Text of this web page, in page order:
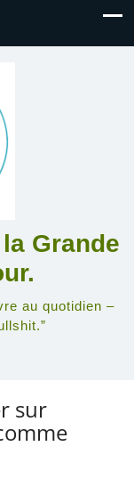
Grande
au quotidien –
sur